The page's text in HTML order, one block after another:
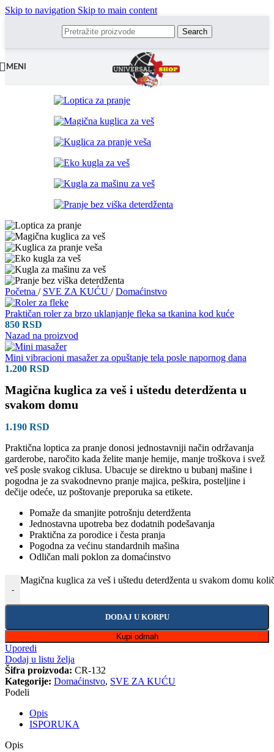
Skip to navigation Skip to main content
Search
MENI
Početna / SVE ZA KUĆU / Domaćinstvo
Praktičan roler za brzo uklanjanje fleka sa tkanina kod kuće
850 RSD
Nazad na proizvod
Mini vibracioni masažer za opuštanje tela posle napornog dana
1.200 RSD
Magična kuglica za veš i uštedu deterdženta u
svakom domu
1.190 RSD
Praktična loptica za pranje donosi jednostavniji način održavanja
garderobe, naročito kada želite manje hemije, manje troškova i svež
veš posle svakog ciklusa. Ubacuje se direktno u bubanj mašine i
pogodna je za svakodnevno pranje majica, peškira, posteljine i
dečije odeće, uz poštovanje preporuka sa etikete.
Pomaže da smanjite potrošnju deterdženta
Jednostavna upotreba bez dodatnih podešavanja
Praktična za porodice i česta pranja
Pogodna za većinu standardnih mašina
Odličan mali poklon za domaćinstvo
-
Magična kuglica za veš i uštedu deterdženta u svakom domu
DODAJ U KORPU
Kupi odmah
Uporedi
Dodaj u listu želja
Šifra proizvoda: CR-132
Kategorije: Domaćinstvo, SVE ZA KUĆU
Podeli
Opis
ISPORUKA
Opis